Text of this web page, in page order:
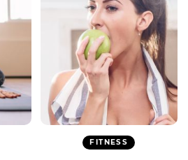
FITNESS